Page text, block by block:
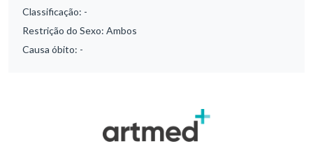
Classificação: -
Restrição do Sexo: Ambos
Causa óbito: -